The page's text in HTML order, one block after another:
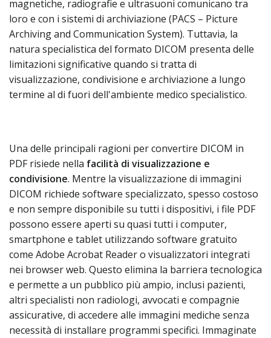
magnetiche, radiografie e ultrasuoni comunicano tra
loro e con i sistemi di archiviazione (PACS – Picture
Archiving and Communication System). Tuttavia, la
natura specialistica del formato DICOM presenta delle
limitazioni significative quando si tratta di
visualizzazione, condivisione e archiviazione a lungo
termine al di fuori dell'ambiente medico specialistico.
Una delle principali ragioni per convertire DICOM in
PDF risiede nella facilità di visualizzazione e
condivisione. Mentre la visualizzazione di immagini
DICOM richiede software specializzato, spesso costoso
e non sempre disponibile su tutti i dispositivi, i file PDF
possono essere aperti su quasi tutti i computer,
smartphone e tablet utilizzando software gratuito
come Adobe Acrobat Reader o visualizzatori integrati
nei browser web. Questo elimina la barriera tecnologica
e permette a un pubblico più ampio, inclusi pazienti,
altri specialisti non radiologi, avvocati e compagnie
assicurative, di accedere alle immagini mediche senza
necessità di installare programmi specifici. Immaginate